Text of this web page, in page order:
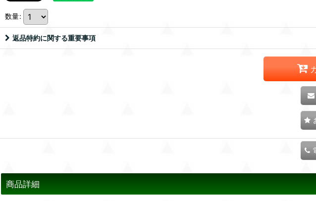
数量:
返品特約に関する重要事項
商品詳細